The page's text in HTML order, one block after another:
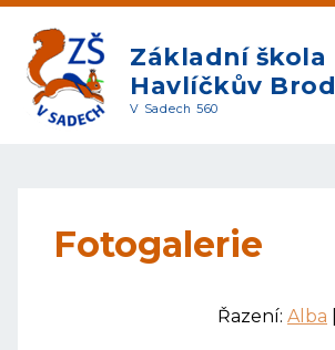
Základní škola
Havlíčkův Brod
V Sadech 560
Fotogalerie
Řazení: Alba